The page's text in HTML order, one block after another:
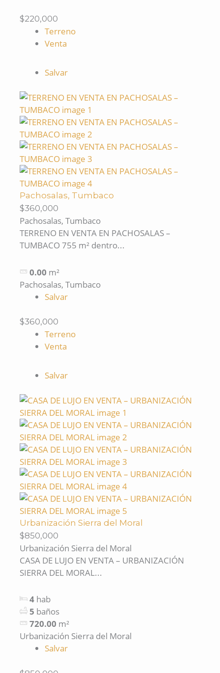
$220,000
Terreno
Venta
Salvar
Pachosalas, Tumbaco
$360,000
Pachosalas, Tumbaco
TERRENO EN VENTA EN PACHOSALAS –
TUMBACO 755 m² dentro...
0.00 m²
Pachosalas, Tumbaco
Salvar
$360,000
Terreno
Venta
Salvar
Urbanización Sierra del Moral
$850,000
Urbanización Sierra del Moral
CASA DE LUJO EN VENTA – URBANIZACIÓN
SIERRA DEL MORAL...
4 hab
5 baños
720.00 m²
Urbanización Sierra del Moral
Salvar